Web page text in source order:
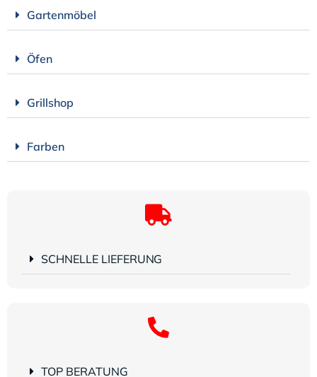
Gartenmöbel
Öfen
Grillshop
Farben
SCHNELLE LIEFERUNG
TOP BERATUNG